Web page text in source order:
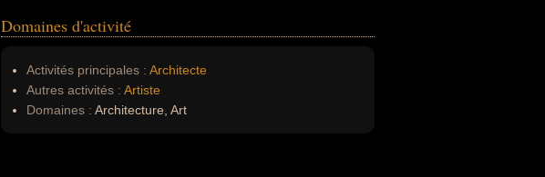
Domaines d'activité
Activités principales : Architecte
Autres activités : Artiste
Domaines : Architecture, Art